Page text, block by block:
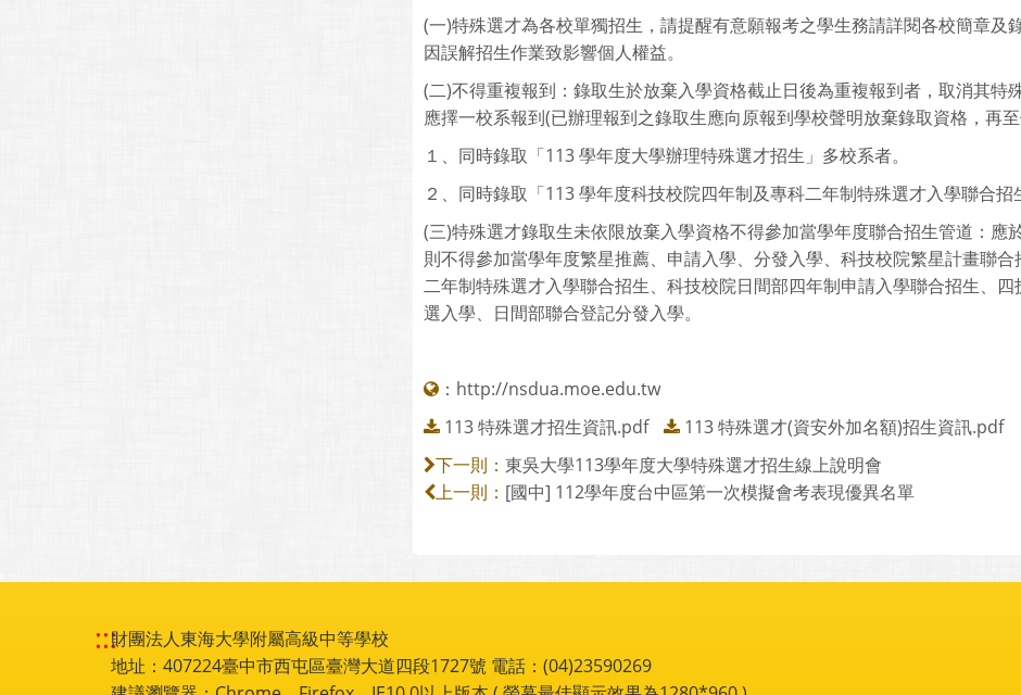
(一)特殊選才為各校單獨招生，請提醒有意願報考之學生務請詳閱各校簡章及
因誤解招生作業致影響個人權益。
(二)不得重複報到：錄取生於放棄入學資格截止日後為重複報到者，取消其特
應擇一校系報到(已辦理報到之錄取生應向原報到學校聲明放棄錄取資格，再至
１、同時錄取「113 學年度大學辦理特殊選才招生」多校系者。
２、同時錄取「113 學年度科技校院四年制及專科二年制特殊選才入學聯合招
(三)特殊選才錄取生未依限放棄入學資格不得參加當學年度聯合招生管道：應
則不得參加當學年度繁星推薦、申請入學、分發入學、科技校院繁星計畫聯
二年制特殊選才入學聯合招生、科技校院日間部四年制申請入學聯合招生、
選入學、日間部聯合登記分發入學。
： http://nsdua.moe.edu.tw
113 特殊選才招生資訊.pdf
113 特殊選才(資安外加名額)招生資訊.pdf
下一則： 東吳大學113學年度大學特殊選才招生線上說明會
上一則： [國中] 112學年度台中區第一次模擬會考表現優異名單
:::財團法人東海大學附屬高級中等學校
地址：407224臺中市西屯區臺灣大道四段1727號 電話：(04)23590269